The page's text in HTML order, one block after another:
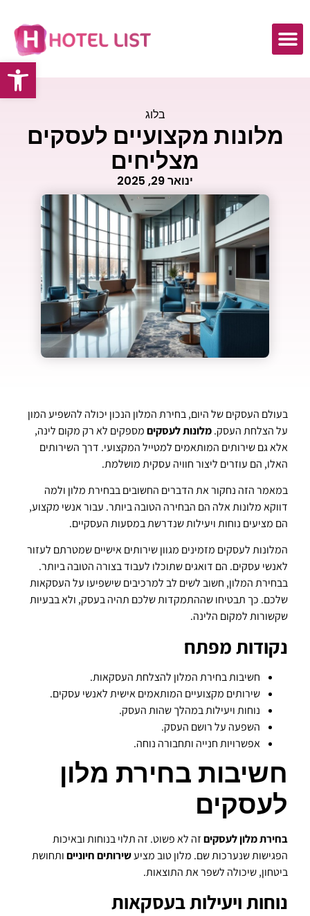
בלוג
מלונות מקצועיים לעסקים
מצליחים
ינואר 29, 2025
בעולם העסקים של היום, בחירת המלון הנכון יכולה להשפיע המון
על הצלחת העסק.מלונות לעסקיםמספקים לא רק מקום לינה,
אלא גם שירותים המותאמים למטייל המקצועי. דרך השירותים
האלו, הם עוזרים ליצור חוויה עסקית מושלמת.
במאמר הזה נחקור את הדברים החשובים בבחירת מלון ולמה
דווקא מלונות אלה הם הבחירה הטובה ביותר. עבור אנשי מקצוע,
הם מציעים נוחות ויעילות שנדרשת במסעות העסקיים.
המלונות לעסקים מזמינים מגוון שירותים אישיים שמטרתם לעזור
לאנשי עסקים. הם דואגים שתוכלו לעבוד בצורה הטובה ביותר.
בבחירת המלון, חשוב לשים לב למרכיבים שישפיעו על העסקאות
שלכם. כך תבטיחו שההתמקדות שלכם תהיה בעסק, ולא בבעיות
שקשורות למקום הלינה.
נקודות מפתח
חשיבות בחירת המלון להצלחת העסקאות.
שירותים מקצועיים המותאמים אישית לאנשי עסקים.
נוחות ויעילות במהלך שהות העסק.
השפעה על רושם העסק.
אפשרויות חנייה ותחבורה נוחה.
חשיבות בחירת מלון
לעסקים
בחירת מלון לעסקיםזה לא פשוט. זה תלוי בנוחות ובאיכות
הפגישות שנערכות שם. מלון טוב מציעשירותים חיונייםותחושת
ביטחון, שיכולה לשפר את התוצאות.
נוחות ויעילות בעסקאות